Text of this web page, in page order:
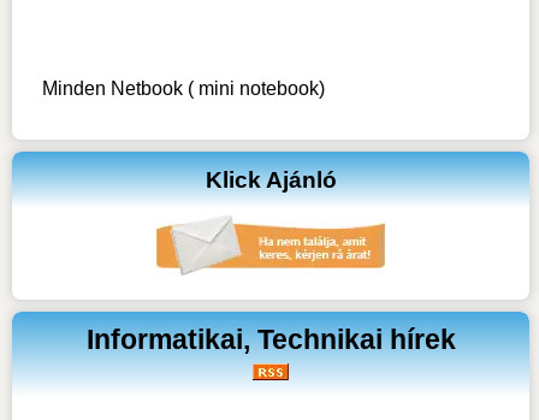
Minden Netbook ( mini notebook)
Klick Ajánló
Informatikai, Technikai hírek